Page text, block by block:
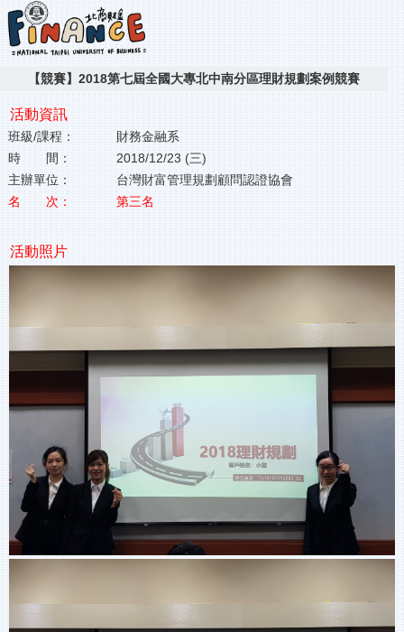
【競賽】2018第七屆全國大專北中南分區理財規劃案例競賽
活動資訊
班級/課程：
財務金融系
時 間：
2018/12/23 (三)
主辦單位：
台灣財富管理規劃顧問認證協會
名 次：
第三名
活動照片